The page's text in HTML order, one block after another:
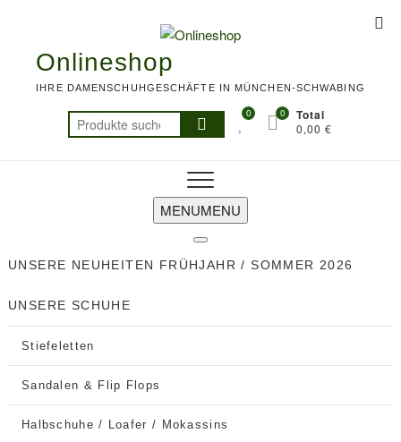
contentOnlineshop
IHRE DAMENSCHUHGESCHÄFTE IN MÜNCHEN-SCHWABING
Suchen
nach:
0 Total
0,00 €
0
MENUMENU
UNSERE NEUHEITEN FRÜHJAHR / SOMMER 2026
UNSERE SCHUHE
Stiefeletten
Sandalen & Flip Flops
Halbschuhe / Loafer / Mokassins